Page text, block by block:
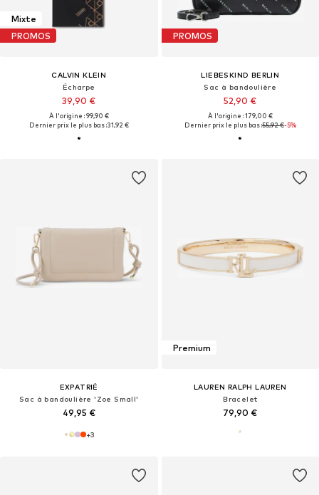
Mixte
PROMOS
CALVIN KLEIN
Écharpe
39,90 €
À l'origine : 99,90 €
Dernier prix le plus bas :31,92 €
PROMOS
LIEBESKIND BERLIN
Sac à bandoulière
52,90 €
À l'origine : 179,00 €
Dernier prix le plus bas :55,92 €-5%
EXPATRIÉ
Sac à bandoulière 'Zoe Small'
49,95 €
+3
Premium
LAUREN RALPH LAUREN
Bracelet
79,90 €